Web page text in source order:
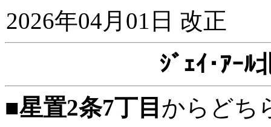
2026年04月01日 改正
ｼﾞｪｲ･ｱｰﾙ
■星置2条7丁目 からどち